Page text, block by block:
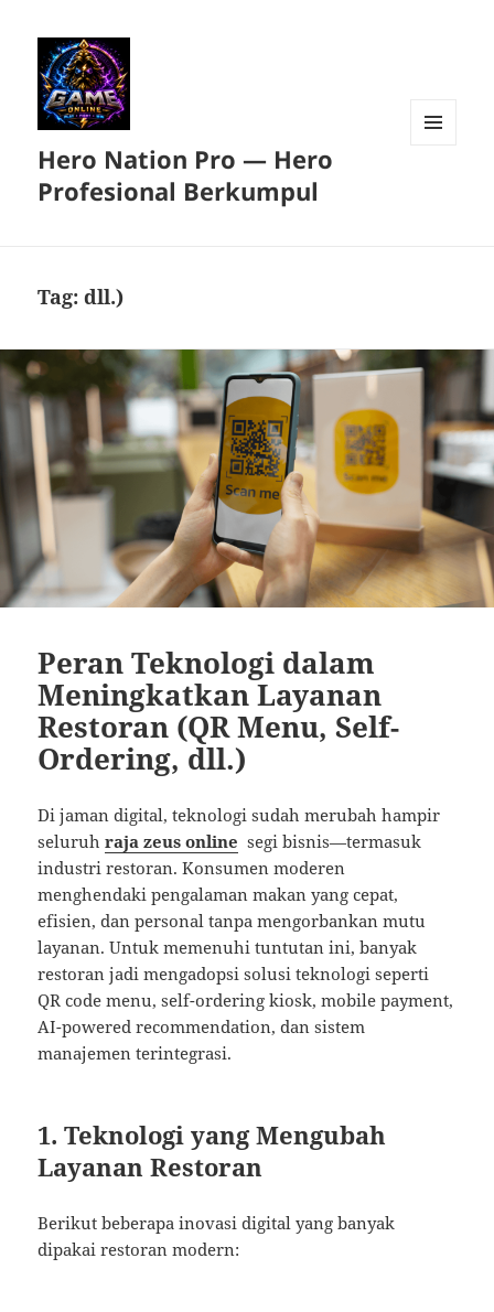
Hero Nation Pro — Hero
Profesional Berkumpul
Tag:dll.)
Peran Teknologi dalam
Meningkatkan Layanan
Restoran (QR Menu, Self-
Ordering, dll.)
Di jaman digital, teknologi sudah merubah hampir
seluruhraja zeus online segi bisnis—termasuk
industri restoran. Konsumen moderen
menghendaki pengalaman makan yang cepat,
efisien, dan personal tanpa mengorbankan mutu
layanan. Untuk memenuhi tuntutan ini, banyak
restoran jadi mengadopsi solusi teknologi seperti
QR code menu, self-ordering kiosk, mobile payment,
AI-powered recommendation, dan sistem
manajemen terintegrasi.
1. Teknologi yang Mengubah
Layanan Restoran
Berikut beberapa inovasi digital yang banyak
dipakai restoran modern: